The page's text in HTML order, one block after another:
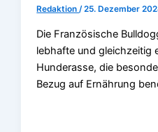
Redaktion/25. Dezember
Die Französische
lebhafte und gleichzeitig
Hunderasse, die
Bezug auf Ernährung